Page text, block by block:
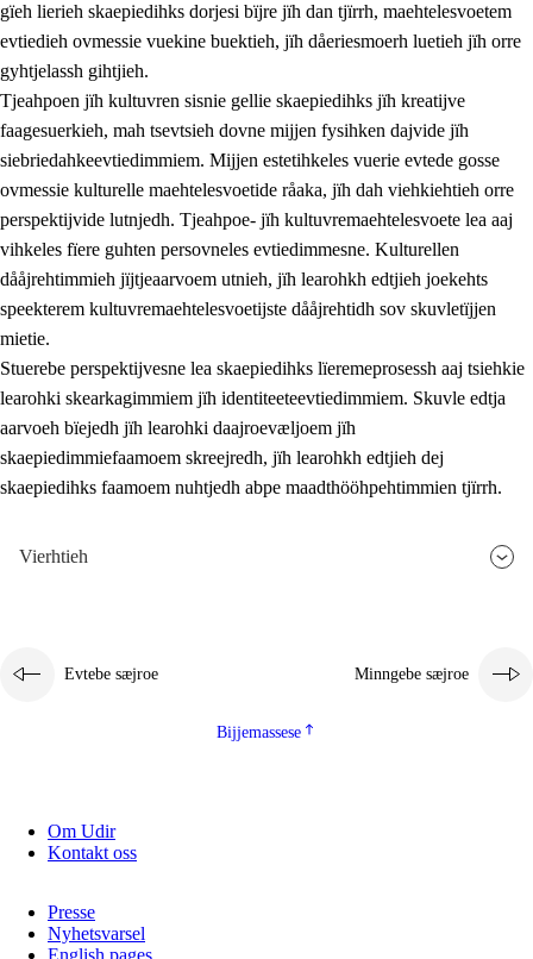
gïeh lierieh skaepiedihks dorjesi bïjre jïh dan tjïrrh, maehtelesvoetem
evtiedieh ovmessie vuekine buektieh, jïh dåeriesmoerh luetieh jïh orre
gyhtjelassh gihtjieh.
Tjeahpoen jïh kultuvren sisnie gellie skaepiedihks jïh kreatijve
faagesuerkieh, mah tsevtsieh dovne mijjen fysihken dajvide jïh
siebriedahkeevtiedimmiem. Mijjen estetihkeles vuerie evtede gosse
ovmessie kulturelle maehtelesvoetide råaka, jïh dah viehkiehtieh orre
perspektijvide lutnjedh. Tjeahpoe- jïh kultuvremaehtelesvoete lea aaj
vihkeles fïere guhten persovneles evtiedimmesne. Kulturellen
dååjrehtimmieh jïjtjeaarvoem utnieh, jïh learohkh edtjieh joekehts
speekterem kultuvremaehtelesvoetijste dååjrehtidh sov skuvletïjjen
mietie.
Stuerebe perspektijvesne lea skaepiedihks lïeremeprosessh aaj tsiehkie
learohki skearkagimmiem jïh identiteeteevtiedimmiem. Skuvle edtja
aarvoeh bïejedh jïh learohki daajroevæljoem jïh
skaepiedimmiefaamoem skreejredh, jïh learohkh edtjieh dej
skaepiedihks faamoem nuhtjedh abpe maadthööhpehtimmien tjïrrh.
Vierhtieh
Evtebe sæjroe Minngebe sæjroe
Bijjemassese
Om Udir
Kontakt oss
Presse
Nyhetsvarsel